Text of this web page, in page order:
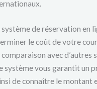
de réservation en
le coût de votre
comparaison avec d’autres
système vous garantit un
de connaître le montant